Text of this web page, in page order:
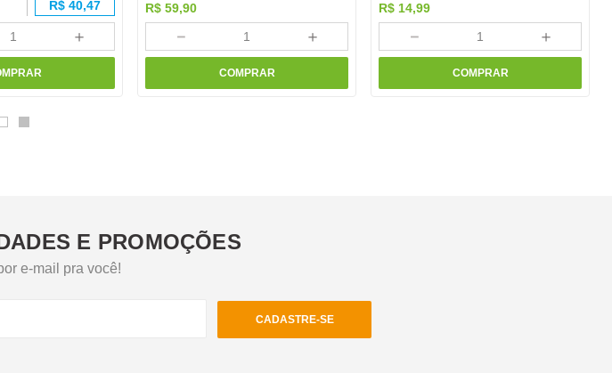
R$ 40,47
＋
R$ 59,90
＋
－
COMPRAR
R$ 14,99
＋
－
COMPRAR
E PROMOÇÕES
e-mail pra você!
CADASTRE-SE